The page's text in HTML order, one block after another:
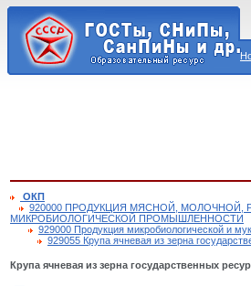
ОКП
920000 ПРОДУКЦИЯ МЯСНОЙ,
МИКРОБИОЛОГИЧЕСКОЙ ПРОМЫШЛЕННОСТИ
929000 Продукция микробиологической и
929055 Крупа ячневая из зерна
Крупа ячневая из зерна государственных